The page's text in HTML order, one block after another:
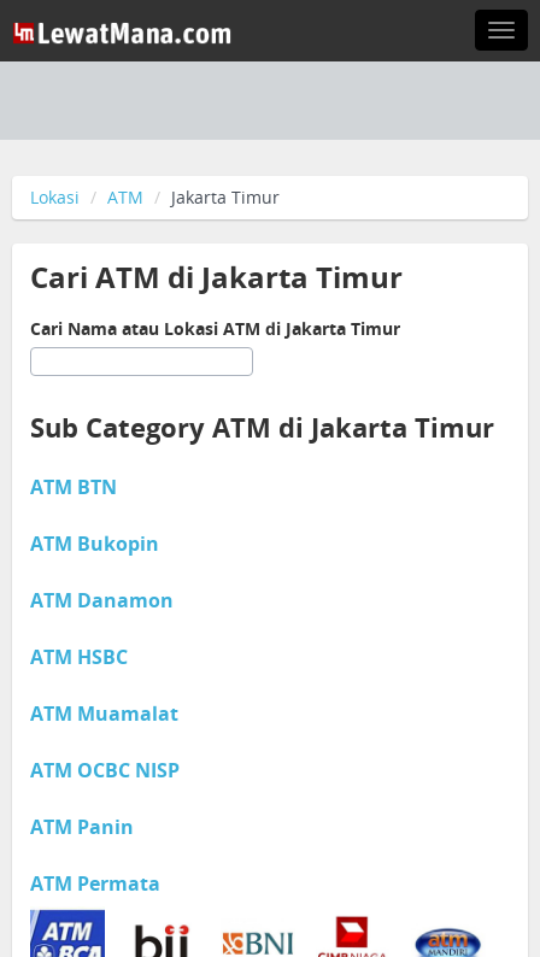
Lokasi ATM Jakarta Timur
Cari ATM di Jakarta Timur
Cari Nama atau Lokasi ATM di Jakarta Timur
Sub Category ATM di Jakarta Timur
ATM BTN
ATM Bukopin
ATM Danamon
ATM HSBC
ATM Muamalat
ATM OCBC NISP
ATM Panin
ATM Permata